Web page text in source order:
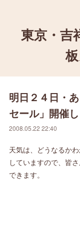
東京・吉
明日２４日・
セール」開催し
2008.05.22 22:40
天気は、どうなるか
していますので、皆
できます。